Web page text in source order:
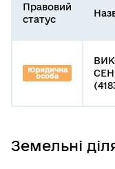
Правовий
статус
Юридична
особа
Земельні